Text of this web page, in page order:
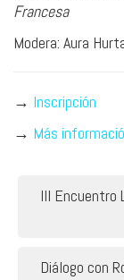
Francesa
Modera: Aura
→ Inscripción
→ Más
III Encuentro
Diálogo con